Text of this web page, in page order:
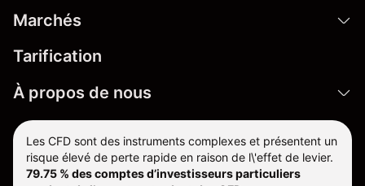
Marchés
Tarification
À propos de nous
Les CFD sont des instruments complexes et présentent un
risque élevé de perte rapide en raison de l\'effet de levier.
79.75 % des comptes d’investisseurs particuliers